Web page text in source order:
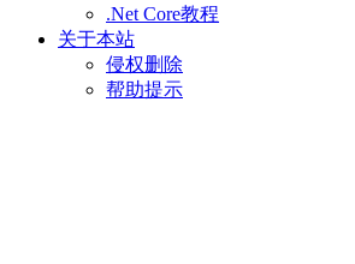
.Net Core教程
关于本站
侵权删除
帮助提示